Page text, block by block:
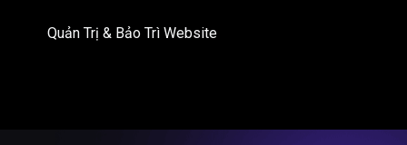
Quản Trị & Bảo Trì Website